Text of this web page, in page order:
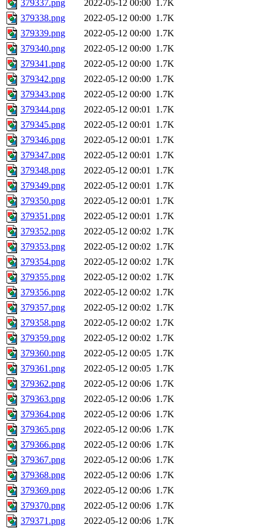
379337.png
2022-05-12 00:00 1.7K
379338.png
2022-05-12 00:00 1.7K
379339.png
2022-05-12 00:00 1.7K
379340.png
2022-05-12 00:00 1.7K
379341.png
2022-05-12 00:00 1.7K
379342.png
2022-05-12 00:00 1.7K
379343.png
2022-05-12 00:00 1.7K
379344.png
2022-05-12 00:01 1.7K
379345.png
2022-05-12 00:01 1.7K
379346.png
2022-05-12 00:01 1.7K
379347.png
2022-05-12 00:01 1.7K
379348.png
2022-05-12 00:01 1.7K
379349.png
2022-05-12 00:01 1.7K
379350.png
2022-05-12 00:01 1.7K
379351.png
2022-05-12 00:01 1.7K
379352.png
2022-05-12 00:02 1.7K
379353.png
2022-05-12 00:02 1.7K
379354.png
2022-05-12 00:02 1.7K
379355.png
2022-05-12 00:02 1.7K
379356.png
2022-05-12 00:02 1.7K
379357.png
2022-05-12 00:02 1.7K
379358.png
2022-05-12 00:02 1.7K
379359.png
2022-05-12 00:02 1.7K
379360.png
2022-05-12 00:05 1.7K
379361.png
2022-05-12 00:05 1.7K
379362.png
2022-05-12 00:06 1.7K
379363.png
2022-05-12 00:06 1.7K
379364.png
2022-05-12 00:06 1.7K
379365.png
2022-05-12 00:06 1.7K
379366.png
2022-05-12 00:06 1.7K
379367.png
2022-05-12 00:06 1.7K
379368.png
2022-05-12 00:06 1.7K
379369.png
2022-05-12 00:06 1.7K
379370.png
2022-05-12 00:06 1.7K
379371.png
2022-05-12 00:06 1.7K